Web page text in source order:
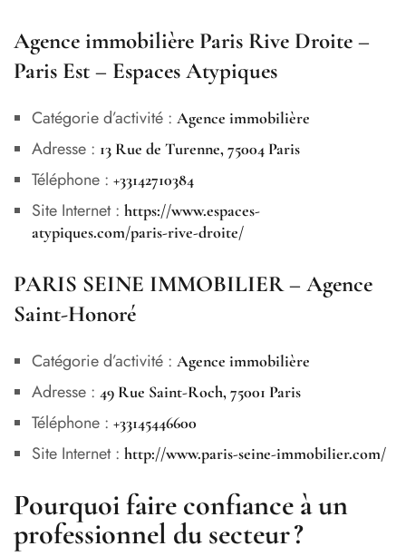
Agence immobilière Paris Rive Droite –
Paris Est – Espaces Atypiques
Catégorie d’activité : Agence immobilière
Adresse : 13 Rue de Turenne, 75004 Paris
Téléphone : +33142710384
Site Internet : https://www.espaces-
atypiques.com/paris-rive-droite/
PARIS SEINE IMMOBILIER – Agence
Saint-Honoré
Catégorie d’activité : Agence immobilière
Adresse : 49 Rue Saint-Roch, 75001 Paris
Téléphone : +33145446600
Site Internet : http://www.paris-seine-immobilier.com/
Pourquoi faire confiance à un
professionnel du secteur ?